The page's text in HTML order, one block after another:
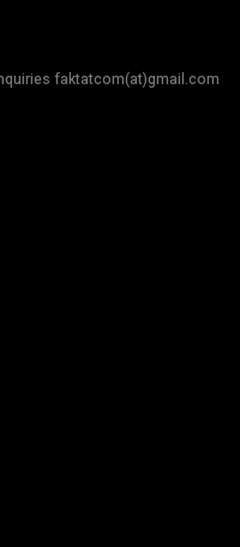
faktatcom(at)gmail.com